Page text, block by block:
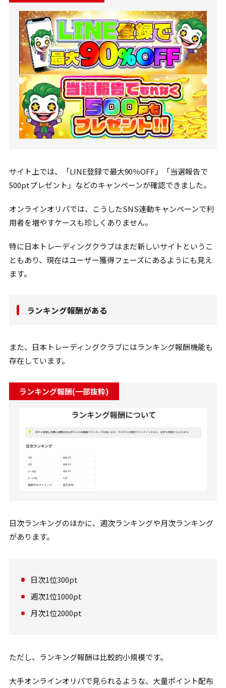
サイト上では、「LINE登録で最大90％OFF」「当選報告で
500ptプレゼント」などのキャンペーンが確認できました。
オンラインオリパでは、こうしたSNS連動キャンペーンで利
用者を増やすケースも珍しくありません。
特に日本トレーディングクラブはまだ新しいサイトというこ
ともあり、現在はユーザー獲得フェーズにあるようにも見え
ます。
ランキング報酬がある
また、日本トレーディングクラブにはランキング報酬機能も
存在しています。
ランキング報酬(一部抜粋)
日次ランキングのほかに、週次ランキングや月次ランキング
があります。
日次1位300pt
週次1位1000pt
月次1位2000pt
ただし、ランキング報酬は比較的小規模です。
大手オンラインオリパで見られるような、大量ポイント配布